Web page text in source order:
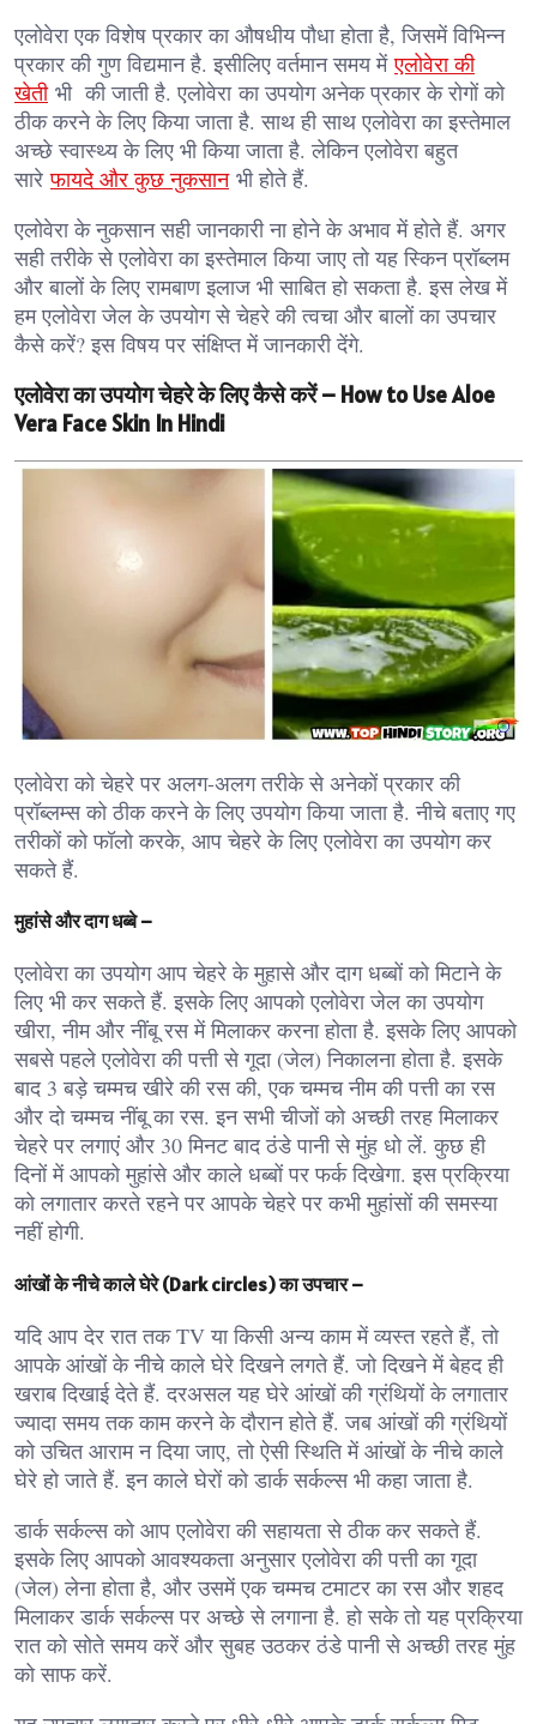
एलोवेरा एक विशेष प्रकार का औषधीय पौधा होता है, जिसमें विभिन्न
प्रकार की गुण विद्यमान है. इसीलिए वर्तमान समय मेंएलोवेरा की
खेतीभी की जाती है. एलोवेरा का उपयोग अनेक प्रकार के रोगों को
ठीक करने के लिए किया जाता है. साथ ही साथ एलोवेरा का इस्तेमाल
अच्छे स्वास्थ्य के लिए भी किया जाता है. लेकिन एलोवेरा बहुत
सारेफायदे और कुछ नुकसानभी होते हैं.
एलोवेरा के नुकसान सही जानकारी ना होने के अभाव में होते हैं. अगर
सही तरीके से एलोवेरा का इस्तेमाल किया जाए तो यह स्किन प्रॉब्लम
और बालों के लिए रामबाण इलाज भी साबित हो सकता है. इस लेख में
हम एलोवेरा जेल के उपयोग से चेहरे की त्वचा और बालों का उपचार
कैसे करें? इस विषय पर संक्षिप्त में जानकारी देंगे.
एलोवेरा का उपयोग चेहरे के लिए कैसे करें – How to Use Aloe
Vera Face Skin In Hindi
एलोवेरा को चेहरे पर अलग-अलग तरीके से अनेकों प्रकार की
प्रॉब्लम्स को ठीक करने के लिए उपयोग किया जाता है. नीचे बताए गए
तरीकों को फॉलो करके, आप चेहरे के लिए एलोवेरा का उपयोग कर
सकते हैं.
मुहांसे और दाग धब्बे –
एलोवेरा का उपयोग आप चेहरे के मुहासे और दाग धब्बों को मिटाने के
लिए भी कर सकते हैं. इसके लिए आपको एलोवेरा जेल का उपयोग
खीरा, नीम और नींबू रस में मिलाकर करना होता है. इसके लिए आपको
सबसे पहले एलोवेरा की पत्ती से गूदा (जेल) निकालना होता है. इसके
बाद 3 बड़े चम्मच खीरे की रस की, एक चम्मच नीम की पत्ती का रस
और दो चम्मच नींबू का रस. इन सभी चीजों को अच्छी तरह मिलाकर
चेहरे पर लगाएं और 30 मिनट बाद ठंडे पानी से मुंह धो लें. कुछ ही
दिनों में आपको मुहांसे और काले धब्बों पर फर्क दिखेगा. इस प्रक्रिया
को लगातार करते रहने पर आपके चेहरे पर कभी मुहांसों की समस्या
नहीं होगी.
आंखों के नीचे काले घेरे (Dark circles) का उपचार –
यदि आप देर रात तक TV या किसी अन्य काम में व्यस्त रहते हैं, तो
आपके आंखों के नीचे काले घेरे दिखने लगते हैं. जो दिखने में बेहद ही
खराब दिखाई देते हैं. दरअसल यह घेरे आंखों की ग्रंथियों के लगातार
ज्यादा समय तक काम करने के दौरान होते हैं. जब आंखों की ग्रंथियों
को उचित आराम न दिया जाए, तो ऐसी स्थिति में आंखों के नीचे काले
घेरे हो जाते हैं. इन काले घेरों को डार्क सर्कल्स भी कहा जाता है.
डार्क सर्कल्स को आप एलोवेरा की सहायता से ठीक कर सकते हैं.
इसके लिए आपको आवश्यकता अनुसार एलोवेरा की पत्ती का गूदा
(जेल) लेना होता है, और उसमें एक चम्मच टमाटर का रस और शहद
मिलाकर डार्क सर्कल्स पर अच्छे से लगाना है. हो सके तो यह प्रक्रिया
रात को सोते समय करें और सुबह उठकर ठंडे पानी से अच्छी तरह मुंह
को साफ करें.